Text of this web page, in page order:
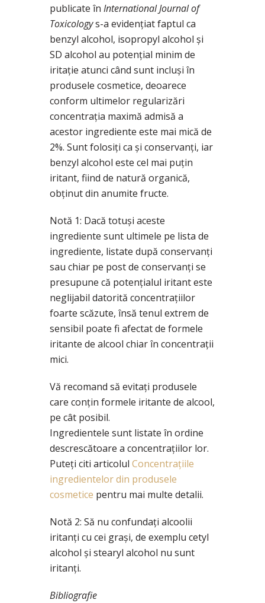
publicate în International Journal of
Toxicologys-a evidențiat faptul ca
benzyl alcohol, isopropyl alcohol și
SD alcohol au potențial minim de
iritație atunci când sunt incluși în
produsele cosmetice, deoarece
conform ultimelor regularizări
concentrația maximă admisă a
acestor ingrediente este mai mică de
2%. Sunt folosiți ca și conservanți, iar
benzyl alcohol este cel mai puțin
iritant, fiind de natură organică,
obținut din anumite fructe.
Notă 1: Dacă totuşi aceste
ingrediente sunt ultimele pe lista de
ingrediente, listate după conservanți
sau chiar pe post de conservanți se
presupune că potențialul iritant este
neglijabil datorită concentrațiilor
foarte scăzute, însă tenul extrem de
sensibil poate fi afectat de formele
iritante de alcool chiar în concentrații
mici.
Vă recomand să evitați produsele
care conțin formele iritante de alcool,
pe cât posibil.
Ingredientele sunt listate în ordine
descrescătoare a concentraţiilor lor.
Puteţi citi articolul Concentraţiile
ingredientelor din produsele
cosmetice pentru mai multe detalii.
Notă 2: Să nu confundaţi alcoolii
iritanți cu cei grași, de exemplu cetyl
alcohol şi stearyl alcohol nu sunt
iritanţi.
Bibliografie